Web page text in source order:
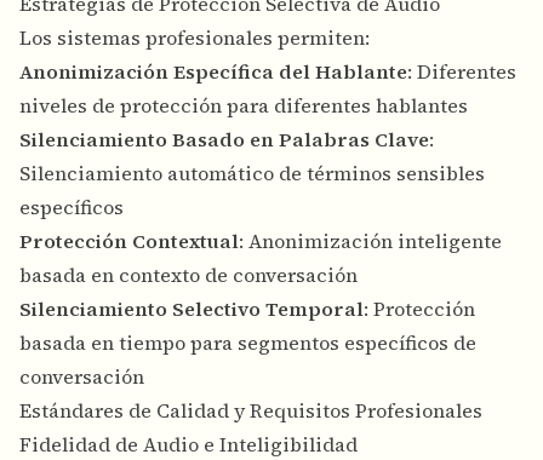
Los sistemas profesionales permiten:
Anonimización Específica del Hablante: Diferentes
niveles de protección para diferentes hablantes
Silenciamiento Basado en Palabras Clave:
Silenciamiento automático de términos sensibles
específicos
Protección Contextual: Anonimización inteligente
basada en contexto de conversación
Silenciamiento Selectivo Temporal: Protección
basada en tiempo para segmentos específicos de
conversación
Estándares de Calidad y Requisitos Profesionales
Fidelidad de Audio e Inteligibilidad